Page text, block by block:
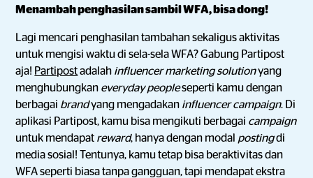
Menambah penghasilan sambil WFA, bisa dong!
Lagi mencari penghasilan tambahan sekaligus aktivitas
untuk mengisi waktu di sela-sela WFA? Gabung Partipost
aja! Partipostadalah influencer marketing solutionyang
menghubungkan everyday peopleseperti kamu dengan
berbagai brandyang mengadakan influencer campaign. Di
aplikasi Partipost, kamu bisa mengikuti berbagai campaign
untuk mendapat reward, hanya dengan modal postingdi
media sosial! Tentunya, kamu tetap bisa beraktivitas dan
WFA seperti biasa tanpa gangguan, tapi mendapat ekstra